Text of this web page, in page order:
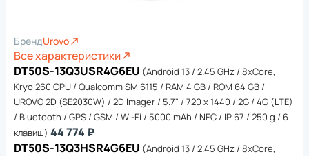
БрендUrovo
Все характеристики
DT50S-13Q3USR4G6EU (Android 13 / 2.45 GHz / 8xCore,
Kryo 260 CPU / Qualcomm SM 6115 / RAM 4 GB / ROM 64 GB /
UROVO 2D (SE2030W) / 2D Imager / 5.7" / 720 x 1440 / 2G / 4G (LTE)
/ Bluetooth / GPS / GSM / Wi-Fi / 5000 mAh / NFC / IP 67 / 250 g / 6
клавиш) 44 774 ₽
DT50S-13Q3HSR4G6EU (Android 13 / 2.45 GHz / 8xCore,